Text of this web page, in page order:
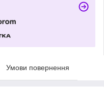
Умови повернення